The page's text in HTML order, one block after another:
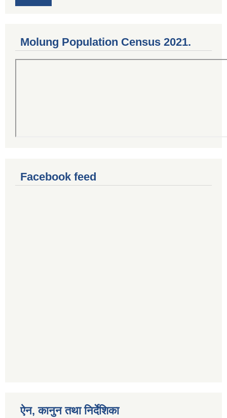
Molung Population Census 2021.
Facebook feed
ऐन, कानुन तथा निर्देशिका